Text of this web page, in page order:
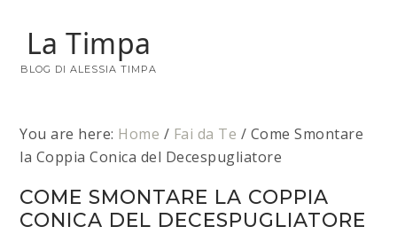
La Timpa
BLOG DI ALESSIA TIMPA
You are here: Home / Fai da Te / Come Smontare
la Coppia Conica del Decespugliatore
COME SMONTARE LA COPPIA
CONICA DEL DECESPUGLIATORE